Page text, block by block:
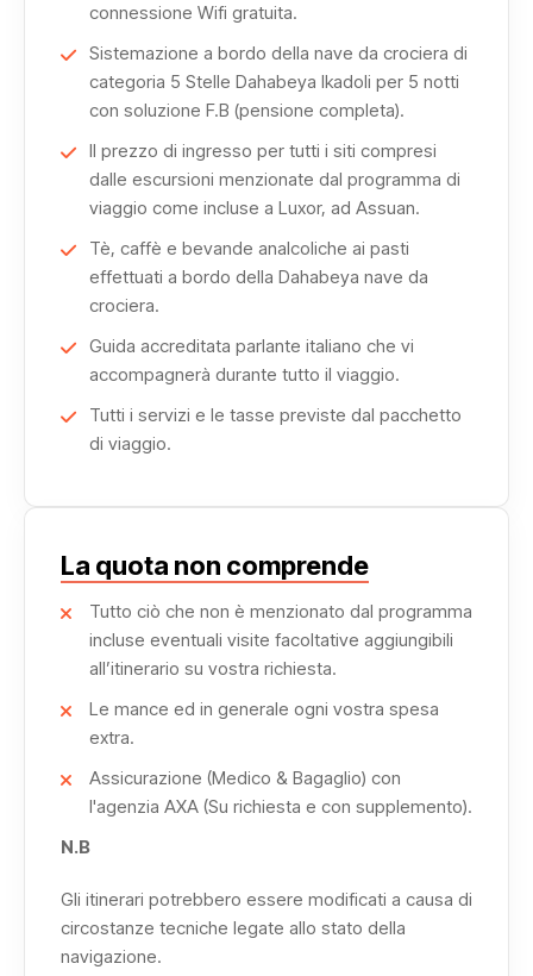
colora di luce dorata.
La crociera continua verso El Kab , siti ricchi di
testimonianze storiche, e attraverso Sheikh Rehan e El
Hegz, mantenendo intatto il fascino della navigazione
tradizionale.
Il passaggio attraverso la chiusa diEsna rappresenta una
fase iconica del viaggio, prima di raggiungere Luxor, vero
museo a cielo aperto.
Qui si esplorano il Tempio di Luxor, la Valle dei Re, il
Tempio di Hormoheb e il maestoso complesso di Karnak,
simbolo della grandezza faraonica.
Il viaggio si conclude con il trasferimento all’aeroporto di
armoniosa.
La Crociera Dahabeya Nilo con C La Vie Dahabeya è
pensata per chi desidera scoprire l’Egitto con stile,
autenticità e profondo rispetto per la sua storia millenaria.
connessione Wifi gratuita.
Sistemazione a bordo della nave da crociera di
categoria 5 Stelle Dahabeya Ikadoli per 5 notti
con soluzione F.B (pensione completa).
Il prezzo di ingresso per tutti i siti compresi
dalle escursioni menzionate dal programma di
viaggio come incluse a Luxor, ad Assuan.
Tè, caffè e bevande analcoliche ai pasti
effettuati a bordo della Dahabeya nave da
crociera.
Guida accreditata parlante italiano che vi
accompagnerà durante tutto il viaggio.
Tutti i servizi e le tasse previste dal pacchetto
di viaggio.
La quota non comprende
Tutto ciò che non è menzionato dal programma
incluse eventuali visite facoltative aggiungibili
all’itinerario su vostra richiesta.
Le mance ed in generale ogni vostra spesa
extra.
Assicurazione (Medico & Bagaglio) con
l'agenzia AXA (Su richiesta e con supplemento).
N.B
Gli itinerari potrebbero essere modificati a causa di
circostanze tecniche legate allo stato della
navigazione.